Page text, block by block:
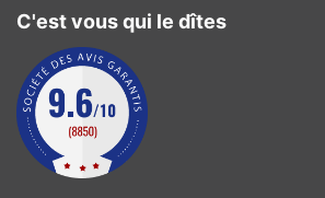
C'est vous qui le dîtes